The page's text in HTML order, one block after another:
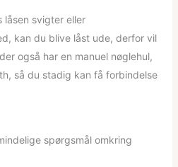
låsen svigter eller
kan du blive låst ude, derfor vil
også har en manuel nøglehul,
så du stadig kan få forbindelse
spørgsmål omkring